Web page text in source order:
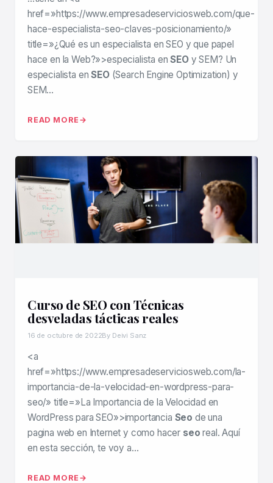
href=»https://www.empresadeserviciosweb.com/que-
hace-especialista-seo-claves-posicionamiento/»
title=»¿Qué es un especialista en SEO y que papel
hace en la Web?»>especialista enSEOy SEM? Un
especialista enSEO(Search Engine Optimization) y
SEM…
READ MORE
Curso de SEO con Técnicas
desveladas tácticas reales
16 de octubre de 2022By Deivi Sanz
<a
href=»https://www.empresadeserviciosweb.com/la-
importancia-de-la-velocidad-en-wordpress-para-
seo/» title=»La Importancia de la Velocidad en
WordPress para SEO»>importancia Seo de una
pagina web en Internet y como hacer seo real. Aquí
en esta sección, te voy a…
READ MORE